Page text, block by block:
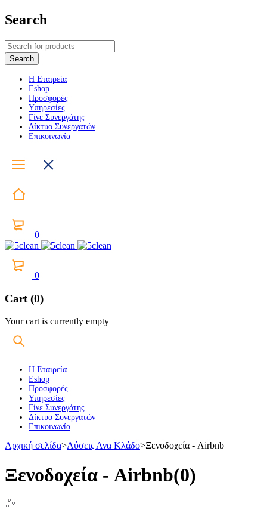
Search
Η Εταιρεία
Eshop
Προσφορές
Υπηρεσίες
Γίνε Συνεργάτης
Δίκτυο Συνεργατών
Επικοινωνία
0
0
Cart (0)
Your cart is currently empty
Η Εταιρεία
Eshop
Προσφορές
Υπηρεσίες
Γίνε Συνεργάτης
Δίκτυο Συνεργατών
Επικοινωνία
Αρχική σελίδα>Λύσεις Ανα Κλάδο>Ξενοδοχεία - Airbnb
Ξενοδοχεία - Airbnb(0)